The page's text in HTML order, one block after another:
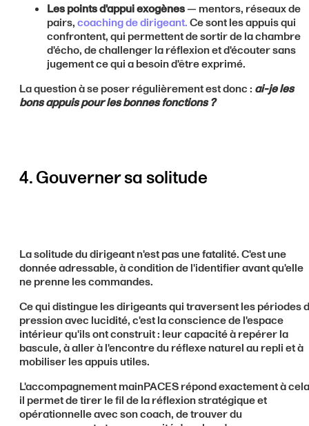
Les points d'appui exogènes— mentors, réseaux de
pairs,coaching de dirigeant.Ce sont les appuis qui
confrontent, qui permettent de sortir de la chambre
d'écho, de challenger la réflexion et d'écouter sans
jugement ce qui a besoin d'être exprimé.
La question à se poser régulièrement est donc : ai-je les
bons appuis pour les bonnes fonctions ?
4. Gouverner sa solitude
La solitude du dirigeant n'est pas une fatalité. C'est une
donnée adressable, à condition de l'identifier avant qu'elle
ne prenne les commandes.
Ce qui distingue les dirigeants qui traversent les périodes
pression avec lucidité, c'est la conscience de l'espace
intérieur qu'ils ont construit : leur capacité à repérer la
bascule, à aller à l'encontre du réflexe naturel au repli et à
mobiliser les appuis utiles.
L'accompagnement mainPACES répond exactement à
il permet de tirer le fil de la réflexion stratégique et
opérationnelle avec son coach, de trouver du